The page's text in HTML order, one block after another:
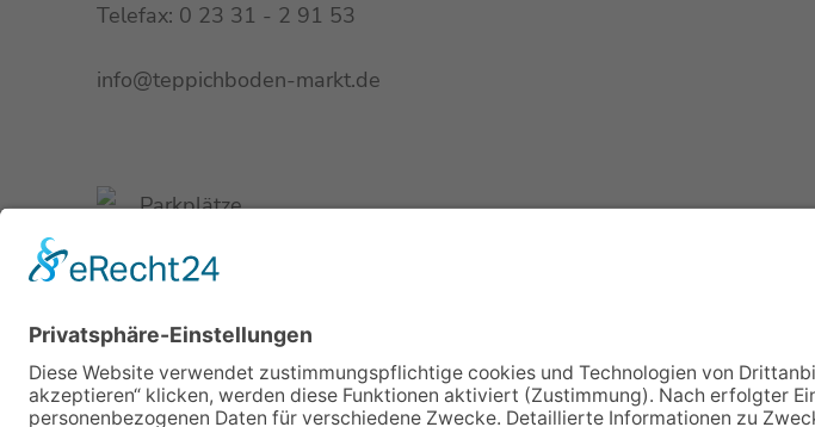
Telefax: 0 23 31 - 2 91 53
info@teppichboden-markt.de
Parkplätze
Buslinie 510
Haltestelle Volmeburg